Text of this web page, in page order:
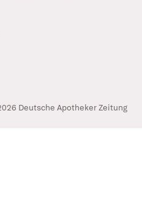
Deutsche Apotheker Zeitung